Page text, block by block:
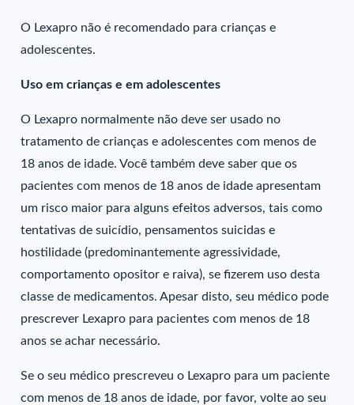
O Lexapro não é recomendado para crianças e
adolescentes.
Uso em crianças e em adolescentes
O Lexapro normalmente não deve ser usado no
tratamento de crianças e adolescentes com menos de
18 anos de idade. Você também deve saber que os
pacientes com menos de 18 anos de idade apresentam
um risco maior para alguns efeitos adversos, tais como
tentativas de suicídio, pensamentos suicidas e
hostilidade (predominantemente agressividade,
comportamento opositor e raiva), se fizerem uso desta
classe de medicamentos. Apesar disto, seu médico pode
prescrever Lexapro para pacientes com menos de 18
anos se achar necessário.
Se o seu médico prescreveu o Lexapro para um paciente
com menos de 18 anos de idade, por favor, volte ao seu